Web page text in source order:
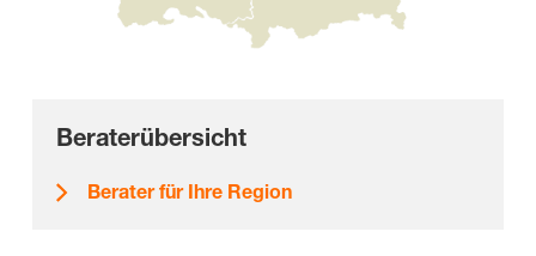
Beraterübersicht
Berater für Ihre Region